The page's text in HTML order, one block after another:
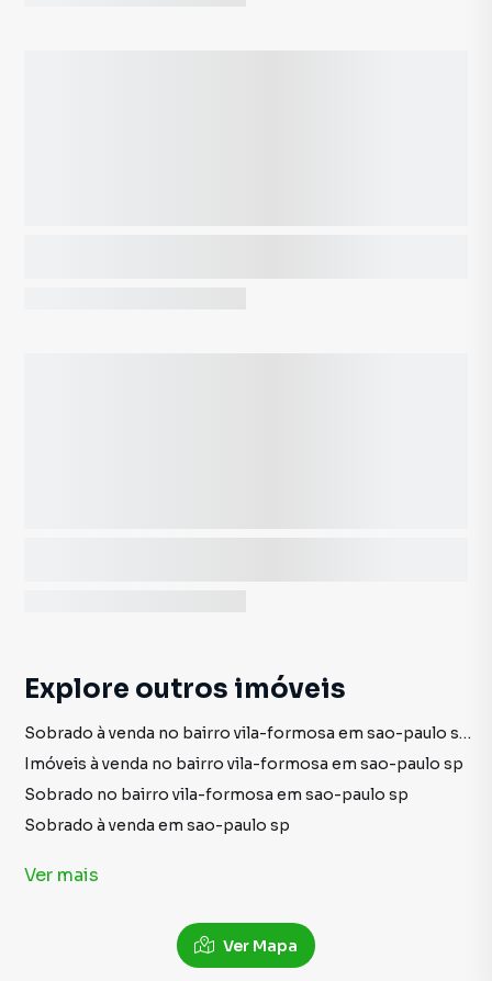
Explore outros imóveis
Sobrado à venda no bairro vila-formosa em sao-paulo sp com 6 vagas
Imóveis à venda no bairro vila-formosa em sao-paulo sp
Sobrado no bairro vila-formosa em sao-paulo sp
Sobrado à venda em sao-paulo sp
Sobrado em sao-paulo sp
Ver mais
Ver Mapa